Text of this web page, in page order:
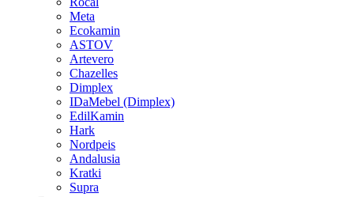
Meta
Ecokamin
ASTOV
Artevero
Chazelles
Dimplex
IDaMebel (Dimplex)
EdilKamin
Hark
Nordpeis
Andalusia
Kratki
Supra